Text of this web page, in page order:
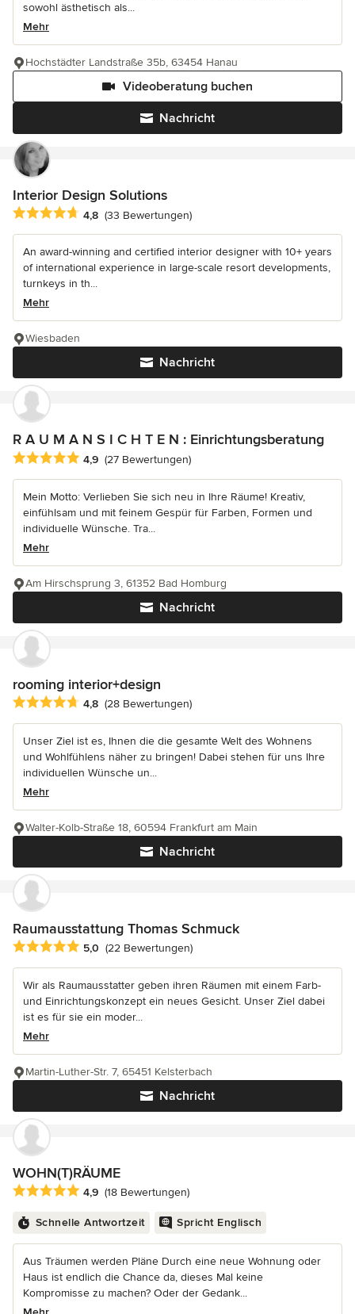
sowohl ästhetisch als...
Mehr
Nachricht
Videoberatung buchen
Hochstädter Landstraße 35b, 63454 Hanau
Interior Design Solutions
Durchschnittliche Bewertung: 4.8 von 5 Sternen
4,8 (33 Bewertungen)
An award-winning and certified interior designer with 10+ years
of international experience in large-scale resort developments,
turnkeys in th...
Mehr
Nachricht
Wiesbaden
R A U M A N S I C H T E N : Einrichtungsberatung
Durchschnittliche Bewertung: 4.9 von 5 Sternen
4,9 (27 Bewertungen)
Mein Motto: Verlieben Sie sich neu in Ihre Räume! Kreativ,
einfühlsam und mit feinem Gespür für Farben, Formen und
individuelle Wünsche. Tra...
Mehr
Nachricht
Am Hirschsprung 3, 61352 Bad Homburg
rooming interior+design
Durchschnittliche Bewertung: 4.8 von 5 Sternen
4,8 (28 Bewertungen)
Unser Ziel ist es, Ihnen die die gesamte Welt des Wohnens
und Wohlfühlens näher zu bringen! Dabei stehen für uns Ihre
individuellen Wünsche un...
Mehr
Nachricht
Walter-Kolb-Straße 18, 60594 Frankfurt am Main
Raumausstattung Thomas Schmuck
Durchschnittliche Bewertung: 5 von 5 Sternen
5,0 (22 Bewertungen)
Wir als Raumausstatter geben ihren Räumen mit einem Farb-
und Einrichtungskonzept ein neues Gesicht. Unser Ziel dabei
ist es für sie ein moder...
Mehr
Nachricht
Martin-Luther-Str. 7, 65451 Kelsterbach
WOHN(T)RÄUME
Durchschnittliche Bewertung: 4.9 von 5 Sternen
4,9 (18 Bewertungen)
Schnelle Antwortzeit Spricht Englisch
Aus Träumen werden Pläne Durch eine neue Wohnung oder
Haus ist endlich die Chance da, dieses Mal keine
Kompromisse zu machen? Oder der Gedank...